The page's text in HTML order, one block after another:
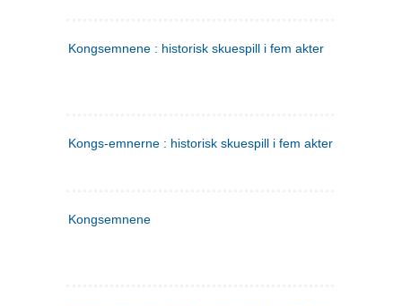
Kongsemnene : historisk skuespill i fem akter
Kongs-emnerne : historisk skuespill i fem akter
Kongsemnene